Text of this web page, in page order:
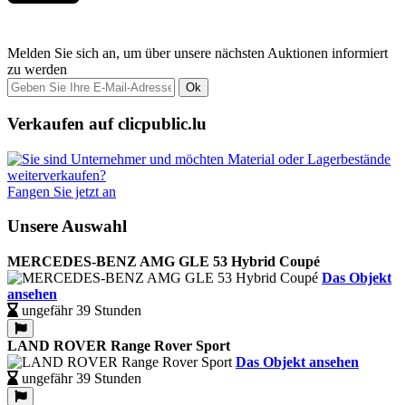
Melden Sie sich an, um über unsere nächsten Auktionen informiert
zu werden
Ok
Verkaufen auf clicpublic.lu
Fangen Sie jetzt an
Unsere Auswahl
MERCEDES-BENZ AMG GLE 53 Hybrid Coupé
Das Objekt
ansehen
ungefähr 39 Stunden
LAND ROVER Range Rover Sport
Das Objekt ansehen
ungefähr 39 Stunden